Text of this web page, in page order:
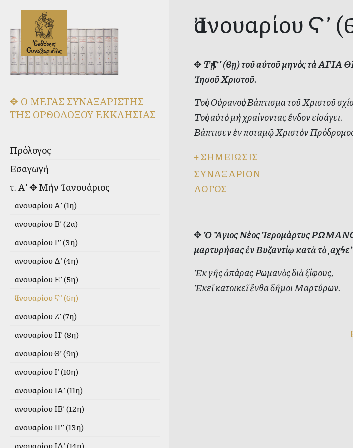
✥ Ο ΜΕΓΑΣ ΣΥΝΑΞΑΡΙΣΤΗΣ
ΤΗΣ ΟΡΘΟΔΟΞΟΥ ΕΚΚΛΗΣΙΑΣ
Πρόλογος
Εἰσαγωγὴ
τ. Α’ ✥ Μὴν Ἰανουάριος
Ἰανουαρίου Α’ (1η)
Ἰανουαρίου Β’ (2α)
Ἰανουαρίου Γ’ (3η)
Ἰανουαρίου Δ’ (4η)
Ἰανουαρίου Ε’ (5η)
Ἰανουαρίου Ϛ’ (6η)
Ἰανουαρίου Ζ’ (7η)
Ἰανουαρίου Η’ (8η)
Ἰανουαρίου Θ’ (9η)
Ἰανουαρίου Ι’ (10η)
Ἰανουαρίου ΙΑ’ (11η)
Ἰανουαρίου ΙΒ’ (12η)
Ἰανουαρίου ΙΓ’ (13η)
Ἰανουαρίου Ϛ’
✥Τῇ Ϛ’ (6ῃ) τοῦ αὐτοῦ μηνὸς τὰ
Ἰησοῦ Χριστοῦ.
Τοὺς Οὐρανοὺς Βάπτισμα τοῦ Χριστοῦ
Τοὺς αὐτὸ μὴ χραίνοντας ἔνδον εἰσάγει.
Βάπτισεν ἐν ποταμῷ Χριστὸν
+ΣΗΜΕΙΩΣΙΣ
ΣΥΝΑΞΑΡΙΟΝ
ΛΟΓΟΣ
✥ Ὁ Ἅγιος Νέος Ἱερομάρτυς
μαρτυρήσας ἐν Βυζαντίῳ κατὰ τὸ ͵αχϟε’
Ἐκ γῆς ἀπάρας Ρωμανὸς διὰ ξίφους,
Ἐκεῖ κατοικεῖ ἔνθα δῆμοι Μαρτύρων.